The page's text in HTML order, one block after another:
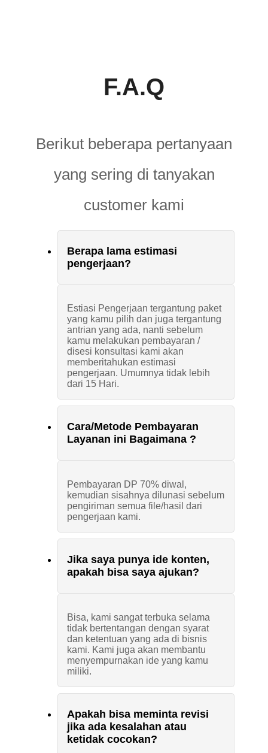
F.A.Q
Berikut beberapa pertanyaan
yang sering di tanyakan
customer kami
Berapa lama estimasi
pengerjaan?
Estiasi Pengerjaan tergantung paket
yang kamu pilih dan juga tergantung
antrian yang ada, nanti sebelum
kamu melakukan pembayaran /
disesi konsultasi kami akan
memberitahukan estimasi
pengerjaan. Umumnya tidak lebih
dari 15 Hari.
Cara/Metode Pembayaran
Layanan ini Bagaimana ?
Pembayaran DP 70% diwal,
kemudian sisahnya dilunasi sebelum
pengiriman semua file/hasil dari
pengerjaan kami.
Jika saya punya ide konten,
apakah bisa saya ajukan?
Bisa, kami sangat terbuka selama
tidak bertentangan dengan syarat
dan ketentuan yang ada di bisnis
kami. Kami juga akan membantu
menyempurnakan ide yang kamu
miliki.
Apakah bisa meminta revisi
jika ada kesalahan atau
ketidak cocokan?